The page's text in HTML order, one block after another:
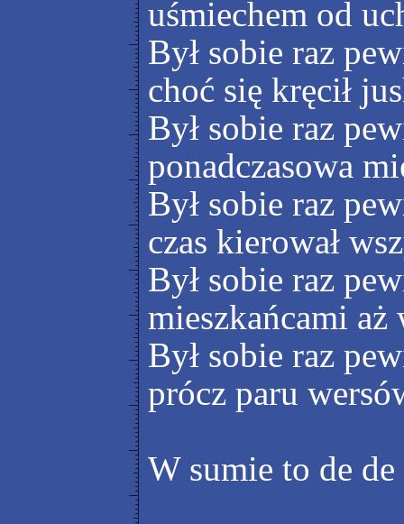
uśmiechem od
Był sobie raz
choć się kręcił
Był sobie raz
ponadczasowa
Był sobie raz
czas kierował
Był sobie raz
mieszkańcami aż
Był sobie raz
prócz paru
W sumie to de